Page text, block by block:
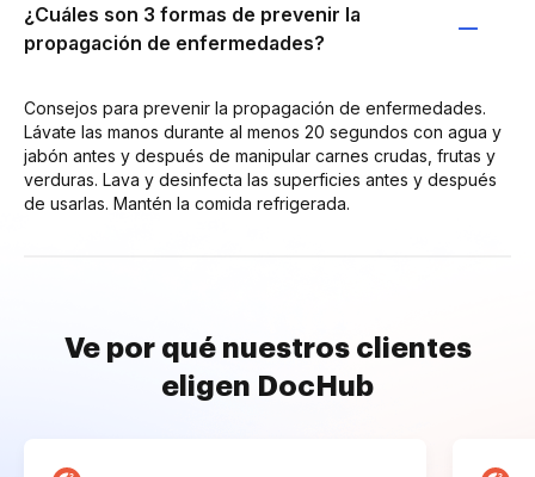
¿Cuáles son 3 formas de prevenir la
propagación de enfermedades?
Consejos para prevenir la propagación de enfermedades.
Lávate las manos durante al menos 20 segundos con agua y
jabón antes y después de manipular carnes crudas, frutas y
verduras. Lava y desinfecta las superficies antes y después
de usarlas. Mantén la comida refrigerada.
Ve por qué nuestros clientes
eligen DocHub